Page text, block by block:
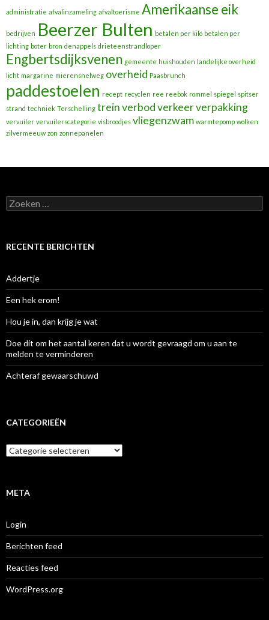
administratie afvalinzameling afvaltoerisme Amerikaanse eik
bedrijven Beerzer Bulten betalen per kilo betalen per
lichting boter bron denappels drieteenstrandloper
Engbertsdijksvenen gemeente huishouden landelijke overheid
licht margarine mierensnelweg overheid Paasbrunch
paddestoelen recept recyclen ree reebok rommel spiegel spitser
strand techniek Terschelling treinverbodverkeerverpakking
vervuiler vervuilerscategorie visbroodjes vliegenzwam warmtepomp wolken
zilvermeeuw zon zonnepanelen
Zoeken
naar:
RECENTE BERICHTEN
Addertje
Een hek erom!
Hou je in, dan krijg je wat
Doe dit om het aantal keren dat u wordt gevraagd om u aan te
melden te verminderen
Achteraf gewaarschuwd
CATEGORIEËN
Categorieën
META
Login
Berichten feed
Reacties feed
WordPress.org